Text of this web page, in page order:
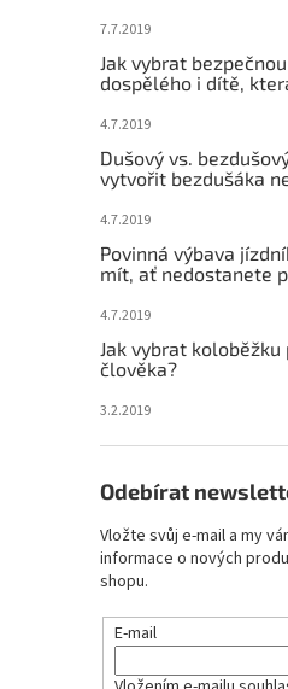
7.7.2019
Jak vybrat
dospělého i dítě,
4.7.2019
Dušový vs.
vytvořit bezdušáka
4.7.2019
Povinná výbava
mít, ať nedostanete
4.7.2019
Jak vybrat
člověka?
3.2.2019
Odebírat
Vložte svůj e-mail a my
informace o nových
shopu.
E-mail